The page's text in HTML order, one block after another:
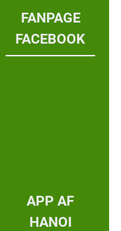
FANPAGE
FACEBOOK
APP AF
HANOI